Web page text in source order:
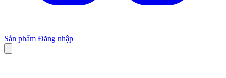
Sản phẩm Đăng nhập